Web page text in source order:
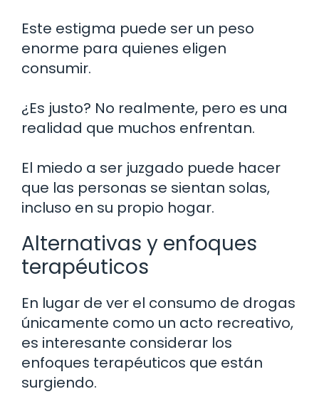
Este estigma puede ser un peso
enorme para quienes eligen
consumir.
¿Es justo? No realmente, pero es una
realidad que muchos enfrentan.
El miedo a ser juzgado puede hacer
que las personas se sientan solas,
incluso en su propio hogar.
Alternativas y enfoques
terapéuticos
En lugar de ver el consumo de drogas
únicamente como un acto recreativo,
es interesante considerar los
enfoques terapéuticos que están
surgiendo.